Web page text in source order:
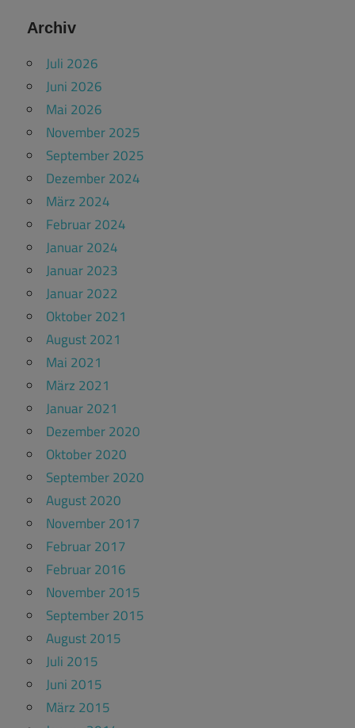
Archiv
Juli 2026
Juni 2026
Mai 2026
November 2025
September 2025
Dezember 2024
März 2024
Februar 2024
Januar 2024
Januar 2023
Januar 2022
Oktober 2021
August 2021
Mai 2021
März 2021
Januar 2021
Dezember 2020
Oktober 2020
September 2020
August 2020
November 2017
Februar 2017
Februar 2016
November 2015
September 2015
August 2015
Juli 2015
Juni 2015
März 2015